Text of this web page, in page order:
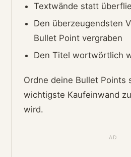
Textwände statt
Den überzeugendsten
Bullet Point vergraben
Den Titel wortwörtlich
Ordne deine Bullet Points
wichtigste Kaufeinwand
wird.